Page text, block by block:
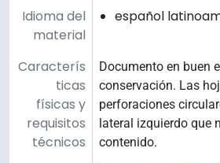
Idioma del
material
español
Caracterís
ticas
físicas y
requisitos
técnicos
Documento en buen
conservación. Las
perforaciones
lateral izquierdo que
contenido.